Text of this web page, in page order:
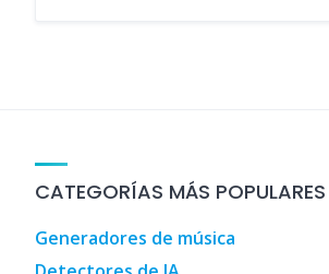
CATEGORÍAS MÁS POPULARES
Generadores de música